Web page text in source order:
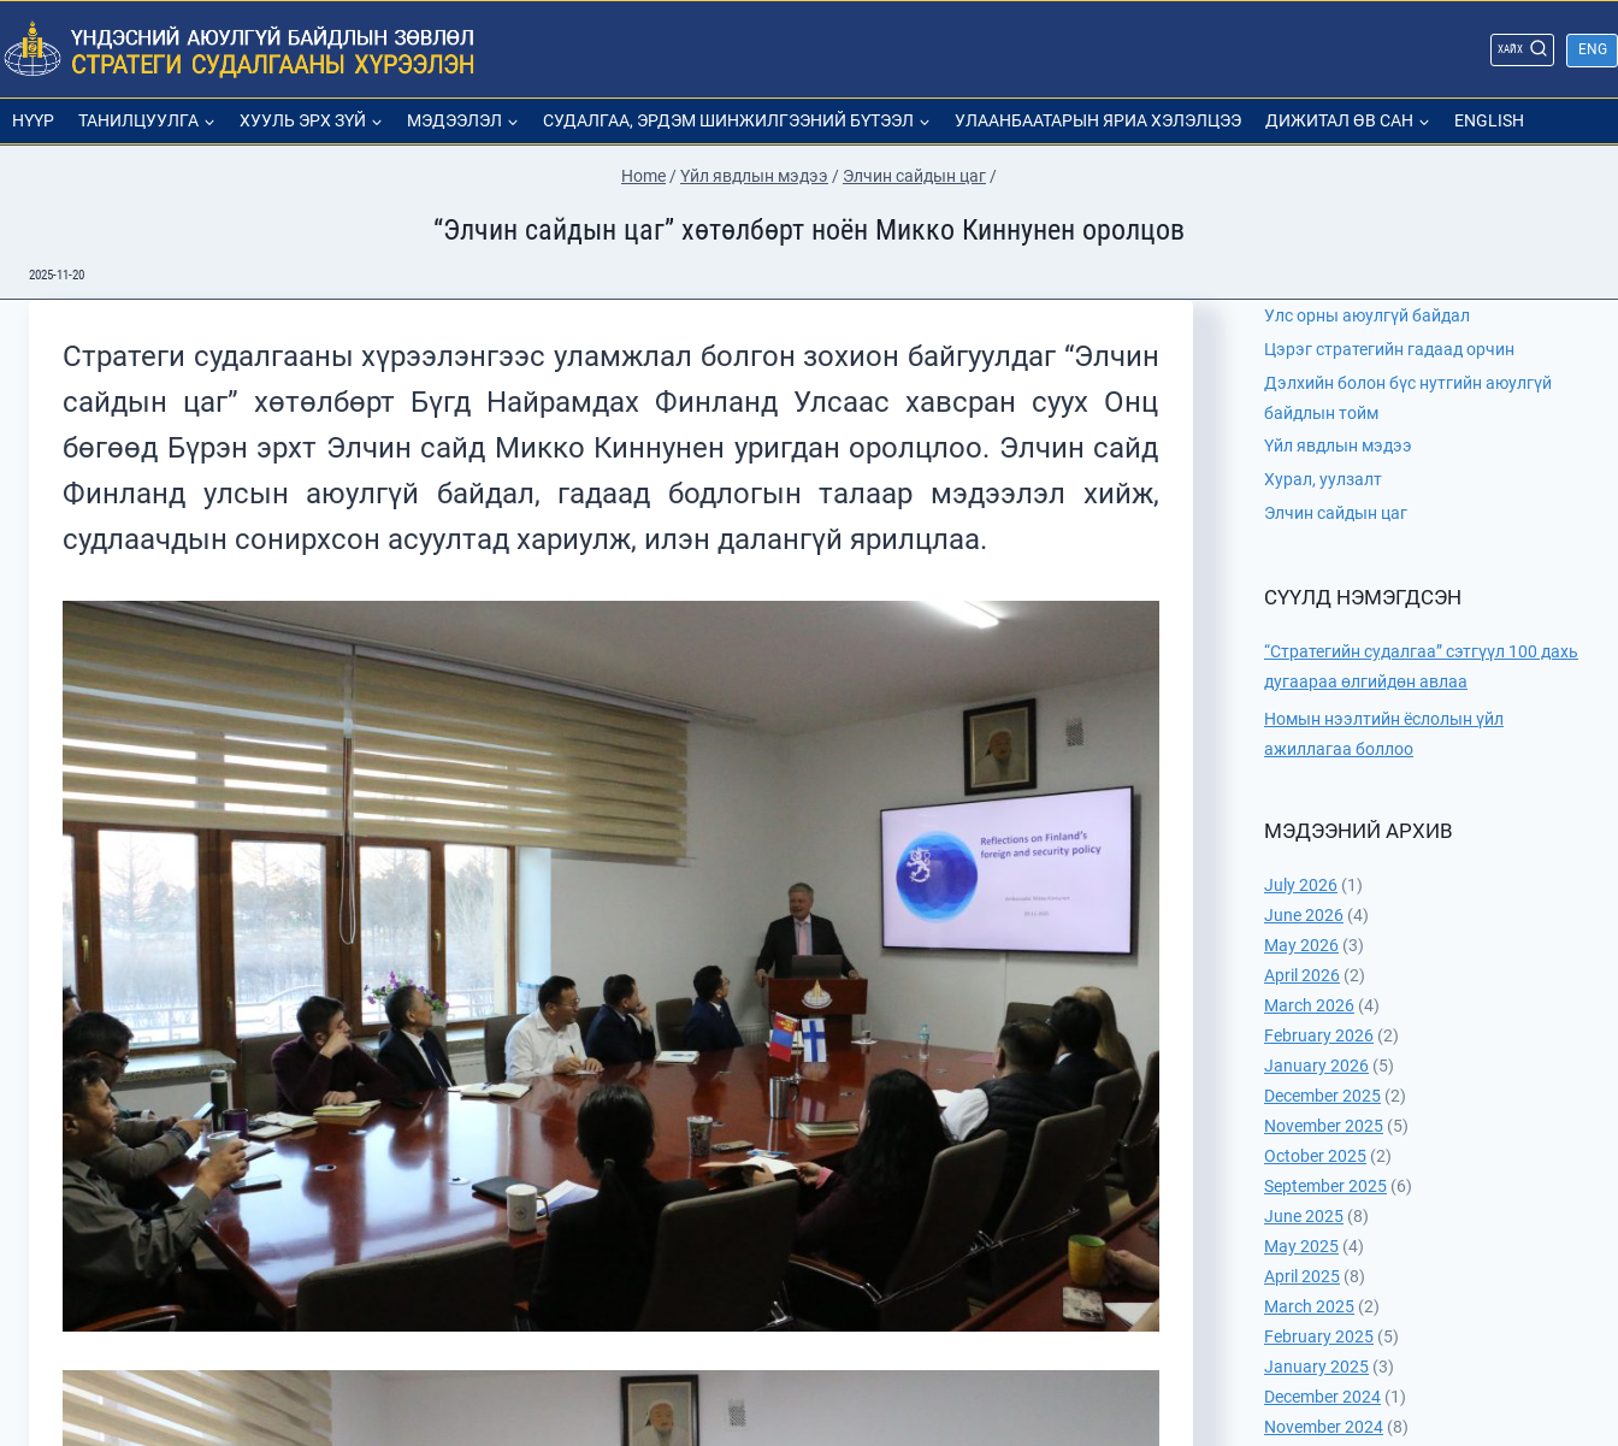
Skip
to
content
ХАЙХ ENG
НҮҮР ТАНИЛЦУУЛГА ХУУЛЬ ЭРХ ЗҮЙ МЭДЭЭЛЭЛ СУДАЛГАА, ЭРДЭМ ШИНЖИЛГЭЭНИЙ БҮТЭЭЛ УЛААНБААТАРЫН ЯРИА ХЭЛЭЛЦЭЭ ДИЖИТАЛ ӨВ САН ENGLISH
Home/Үйл явдлын мэдээ / Элчин сайдын цаг/
“Элчин сайдын цаг” хөтөлбөрт ноён Микко Киннунен оролцов
2025-11-20
Стратеги судалгааны хүрээлэнгээс уламжлал болгон зохион байгуулдаг “Элчин
сайдын цаг” хөтөлбөрт Бүгд Найрамдах Финланд Улсаас хавсран суух Онц
бөгөөд Бүрэн эрхт Элчин сайд Микко Киннунен уригдан оролцлоо. Элчин сайд
Финланд улсын аюулгүй байдал, гадаад бодлогын талаар мэдээлэл хийж,
судлаачдын сонирхсон асуултад хариулж, илэн далангүй ярилцлаа.
Улс орны аюулгүй байдал
Цэрэг стратегийн гадаад орчин
Дэлхийн болон бүс нутгийн аюулгүй
байдлын тойм
Үйл явдлын мэдээ
Хурал, уулзалт
Элчин сайдын цаг
СҮҮЛД НЭМЭГДСЭН
“Стратегийн судалгаа” сэтгүүл 100 дахь
дугаараа өлгийдөн авлаа
Номын нээлтийн ёслолын үйл
ажиллагаа боллоо
МЭДЭЭНИЙ АРХИВ
July 2026 (1)
June 2026 (4)
May 2026 (3)
April 2026 (2)
March 2026 (4)
February 2026 (2)
January 2026 (5)
December 2025 (2)
November 2025 (5)
October 2025 (2)
September 2025 (6)
June 2025 (8)
May 2025 (4)
April 2025 (8)
March 2025 (2)
February 2025 (5)
January 2025 (3)
December 2024 (1)
November 2024 (8)